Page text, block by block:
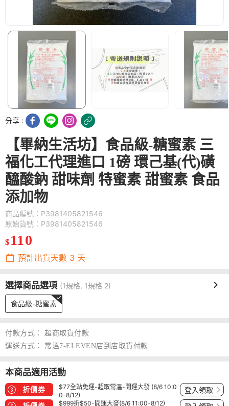
分享 :
【畢納生活坊】食品級-糖蜜素 三
福化工代理進口 1磅 環己基(代)磺
醯酸鈉 甜味劑 特蜜素 甜蜜素 食品
添加物
商品編號：P3981405821546
原始貨號：P3981405821546
$ 110
預計出貨天數 3 天
選擇商品選項 (1規格, 1規格 2)
食品級-糖蜜素
付款方式：
超商取貨付款
運送方式：
常溫7-ELEVEN店到店取貨付款
本商品適用活動
折價券
$77全站免運-超取常溫-開運大發 (8/6 10:0
0-8/12)
登入領取
$999折$50-開運大發(8/6 11:00-8/12)